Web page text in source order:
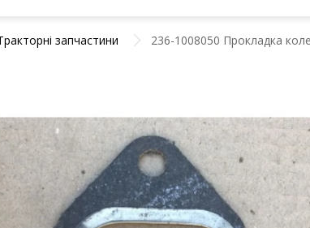
запчастини 236-1008050 Прокладка